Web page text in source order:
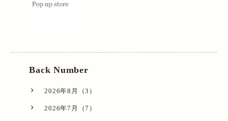
Back Number
2026年8月（3）
2026年7月（7）